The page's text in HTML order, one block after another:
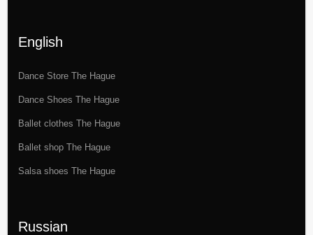
English
Dance Store The Hague
Dance Shoes The Hague
Ballet clothes The Hague
Ballet shop The Hague
Salsa shoes The Hague
Russian